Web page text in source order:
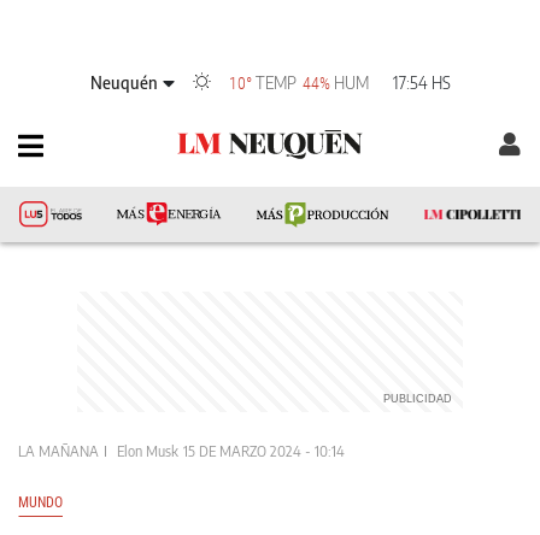
Neuquén 10° TEMP 44% HUM 17:54 HS
LA MAÑANA Elon Musk 15 DE MARZO 2024 - 10:14
MUNDO